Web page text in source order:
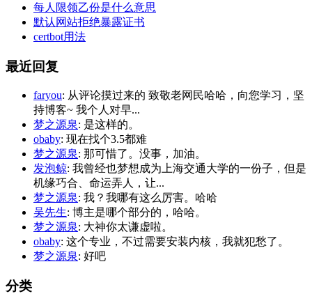
每人限领乙份是什么意思
默认网站拒绝暴露证书
certbot用法
最近回复
faryou: 从评论摸过来的 致敬老网民哈哈，向您学习，坚
持博客~ 我个人对早...
梦之源泉: 是这样的。
obaby: 现在找个3.5都难
梦之源泉: 那可惜了。没事，加油。
发泡鲸: 我曾经也梦想成为上海交通大学的一份子，但是
机缘巧合、命运弄人，让...
梦之源泉: 我？我哪有这么厉害。哈哈
吴先生: 博主是哪个部分的，哈哈。
梦之源泉: 大神你太谦虚啦。
obaby: 这个专业，不过需要安装内核，我就犯愁了。
梦之源泉: 好吧
分类